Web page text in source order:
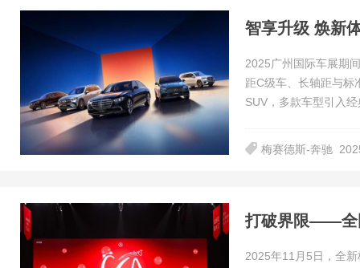
智享升级 焕新
2025广州国际车展期
距C级车、长轴距与标
SUV，多款车型引入经
梅赛德斯-奔驰
2025年11月5日，全